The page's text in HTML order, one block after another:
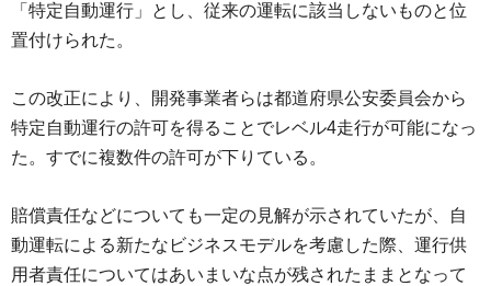
「特定自動運行」とし、従来の運転に該当しないものと位
置付けられた。
この改正により、開発事業者らは都道府県公安委員会から
特定自動運行の許可を得ることでレベル4走行が可能になっ
た。すでに複数件の許可が下りている。
賠償責任などについても一定の見解が示されていたが、自
動運転による新たなビジネスモデルを考慮した際、運行供
用者責任についてはあいまいな点が残されたままとなって